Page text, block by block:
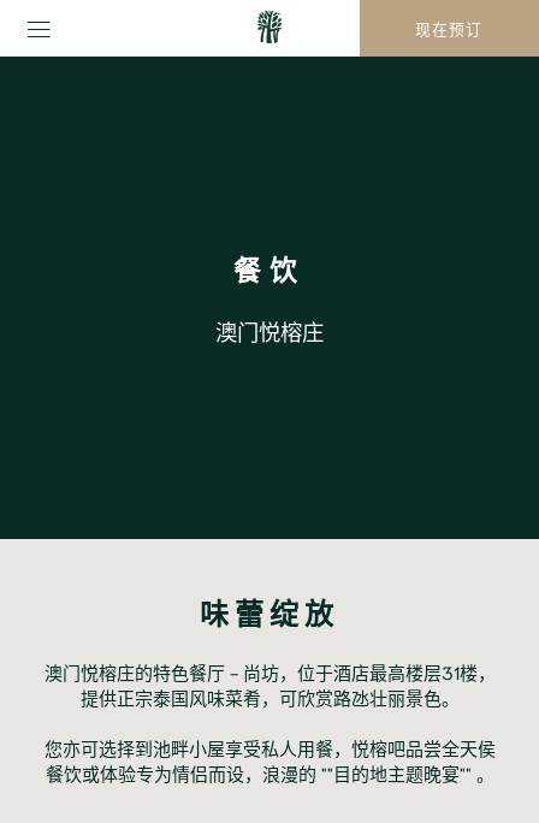
现在预订
餐饮
澳门悦榕庄
味蕾绽放
澳门悦榕庄的特色餐厅 - 尚坊，位于酒店最高楼层31楼，
提供正宗泰国风味菜肴，可欣赏路氹壮丽景色。
您亦可选择到池畔小屋享受私人用餐，悦榕吧品尝全天侯
餐饮或体验专为情侣而设，浪漫的 ""目的地主题晚宴"" 。